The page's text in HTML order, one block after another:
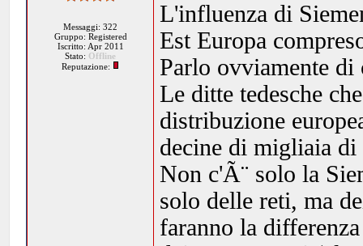
Messaggi: 322
Gruppo: Registered
Iscritto: Apr 2011
Stato: Offline
Reputazione:
L'influenza di
Est Europa
Parlo ovviamente di
Le ditte tedesche
distribuzione
decine di migliaia di
Non c'Ã¨ solo la
solo delle reti, ma
faranno la